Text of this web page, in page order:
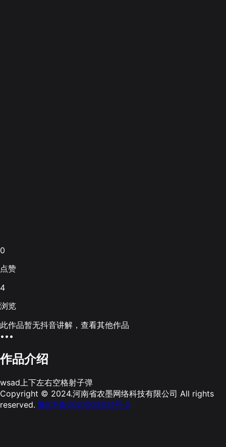
0
点赞
4
浏览
此作品暂无抖音讲解，查看其他作品
•••
作品介绍
wsad上下左右空格射子弹
Copyright © 2024.河南省农墨网络科技有限公司 All rights
reserved. 豫ICP备2021003631号-2